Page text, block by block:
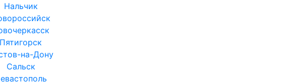
Нальчик
Пятигорск
на-Дону
Сальск